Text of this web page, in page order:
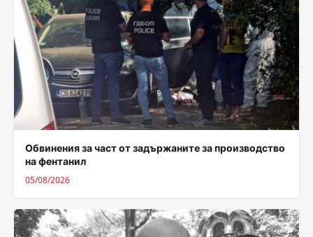
Обвинения за част от задържаните за производство
на фентанил
05/08/2026